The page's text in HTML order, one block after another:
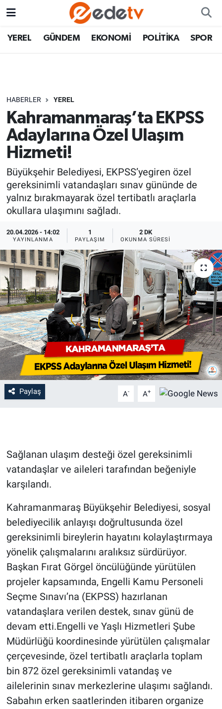
YEREL GÜNDEM EKONOMİ POLİTİKA SPOR
HABERLER YEREL
Kahramanmaraş’ta EKPSS
Adaylarına Özel Ulaşım
Hizmeti!
Büyükşehir Belediyesi, EKPSS’yegiren özel
gereksinimli vatandaşları sınav gününde de
yalnız bırakmayarak özel tertibatlı araçlarla
okullara ulaşımını sağladı.
20.04.2026 - 14:02
YAYINLANMA
1
PAYLAŞIM
2 DK
OKUNMA SÜRESI
Paylaş A- A+
Sağlanan ulaşım desteği özel gereksinimli
vatandaşlar ve aileleri tarafından beğeniyle
karşılandı.
Kahramanmaraş Büyükşehir Belediyesi, sosyal
belediyecilik anlayışı doğrultusunda özel
gereksinimli bireylerin hayatını kolaylaştırmaya
yönelik çalışmalarını aralıksız sürdürüyor.
Başkan Fırat Görgel öncülüğünde yürütülen
projeler kapsamında, Engelli Kamu Personeli
Seçme Sınavı’na (EKPSS) hazırlanan
vatandaşlara verilen destek, sınav günü de
devam etti.Engelli ve Yaşlı Hizmetleri Şube
Müdürlüğü koordinesinde yürütülen çalışmalar
çerçevesinde, özel tertibatlı araçlarla toplam
bin 872 özel gereksinimli vatandaş ve
ailelerinin sınav merkezlerine ulaşımı sağlandı.
Sabahın erken saatlerinden itibaren organize